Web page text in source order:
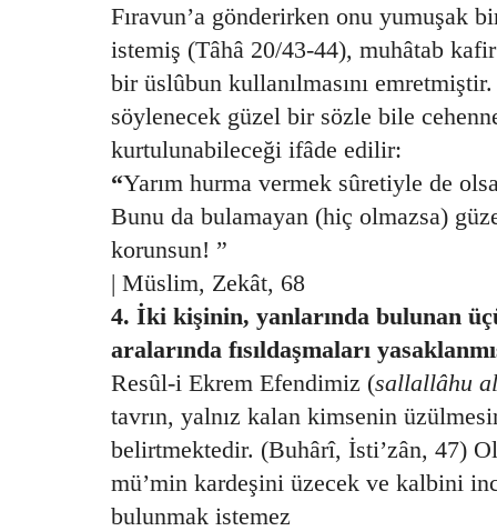
Fıravun’a gönderirken onu yumuşak
istemiş (Tâhâ 20/43-44), muhâtab
bir üslûbun kullanılmasını
söylenecek güzel bir sözle bile
kurtulunabileceği ifâde edilir:
“Yarım hurma vermek sûretiyle de
Bunu da bulamayan (hiç olmazsa)
korunsun! ”
| Müslim, Zekât, 68
4. İki kişinin, yanlarında bulunan
aralarında fısıldaşmaları
Resûl-i Ekrem Efendimiz (sallallâhu
tavrın, yalnız kalan kimsenin
belirtmektedir. (Buhârî, İsti’zân, 47)
mü’min kardeşini üzecek ve kalbini
bulunmak istemez